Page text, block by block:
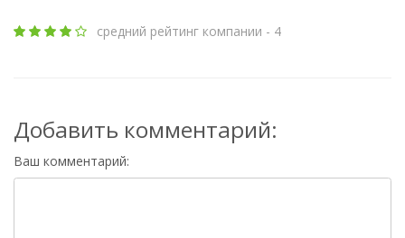
средний рейтинг компании - 4
Добавить комментарий:
Ваш комментарий: